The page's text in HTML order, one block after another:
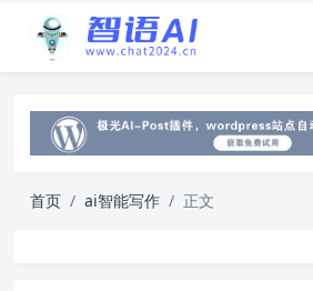
首页 ai智能写作 正文